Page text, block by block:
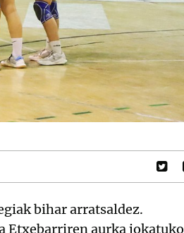
bihar arratsaldez.
Etxebarriren aurka jokatuko